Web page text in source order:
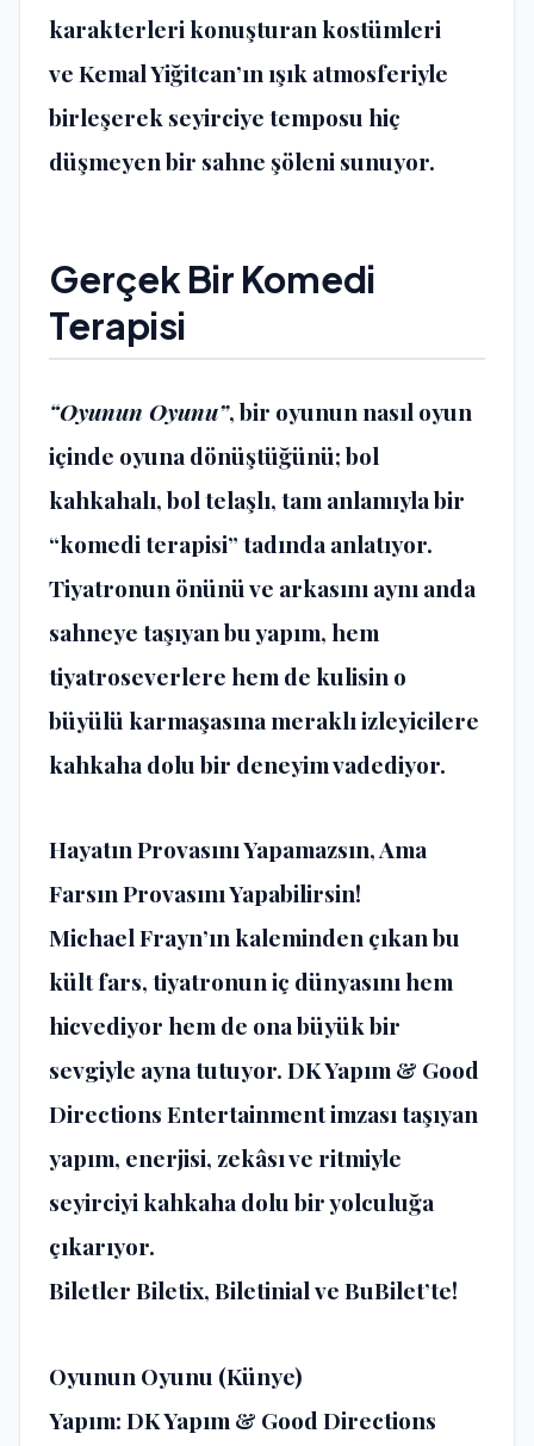
karakterleri konuşturan kostümleri
ve Kemal Yiğitcan’ın ışık atmosferiyle
birleşerek seyirciye temposu hiç
düşmeyen bir sahne şöleni sunuyor.
Gerçek Bir Komedi
Terapisi
“Oyunun Oyunu”, bir oyunun nasıl oyun
içinde oyuna dönüştüğünü; bol
kahkahalı, bol telaşlı, tam anlamıyla bir
“komedi terapisi” tadında anlatıyor.
Tiyatronun önünü ve arkasını aynı anda
sahneye taşıyan bu yapım, hem
tiyatroseverlere hem de kulisin o
büyülü karmaşasına meraklı izleyicilere
kahkaha dolu bir deneyim vadediyor.
Hayatın Provasını Yapamazsın, Ama
Farsın Provasını Yapabilirsin!
Michael Frayn’ın kaleminden çıkan bu
kült fars, tiyatronun iç dünyasını hem
hicvediyor hem de ona büyük bir
sevgiyle ayna tutuyor. DK Yapım & Good
Directions Entertainment imzası taşıyan
yapım, enerjisi, zekâsı ve ritmiyle
seyirciyi kahkaha dolu bir yolculuğa
çıkarıyor.
Biletler Biletix, Biletinial ve BuBilet’te!
Oyunun Oyunu (Künye)
Yapım:DK Yapım & Good Directions